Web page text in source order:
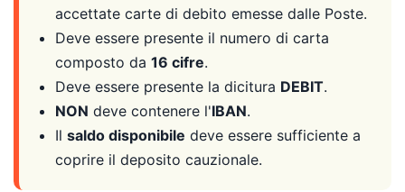
accettate carte di debito emesse dalle Poste.
Deve essere presente il numero di carta
composto da 16 cifre.
Deve essere presente la dicitura DEBIT.
NON deve contenere l'IBAN.
Il saldo disponibile deve essere sufficiente a
coprire il deposito cauzionale.